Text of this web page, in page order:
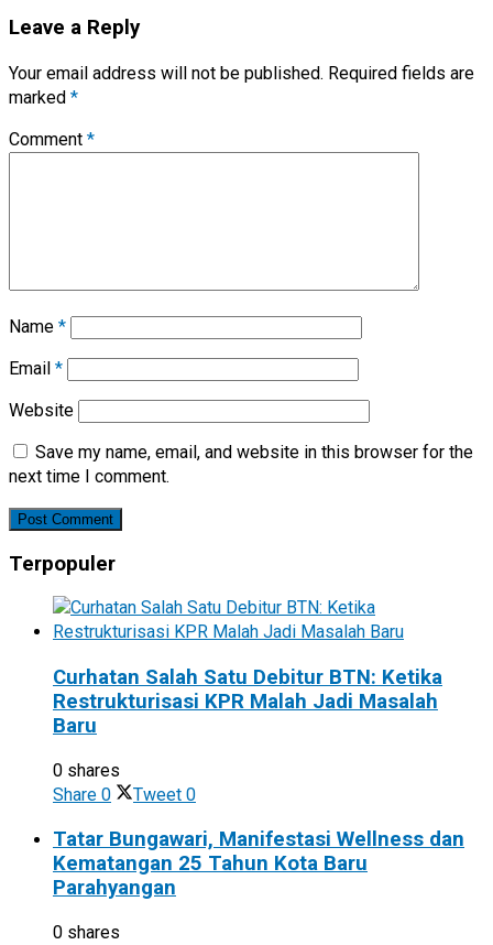
Leave a Reply
Your email address will not be published. Required fields are
marked *
Comment *
Name *
Email *
Website
Save my name, email, and website in this browser for the
next time I comment.
Terpopuler
Curhatan Salah Satu Debitur BTN: Ketika
Restrukturisasi KPR Malah Jadi Masalah
Baru
0 shares
Share 0 Tweet 0
Tatar Bungawari, Manifestasi Wellness dan
Kematangan 25 Tahun Kota Baru
Parahyangan
0 shares